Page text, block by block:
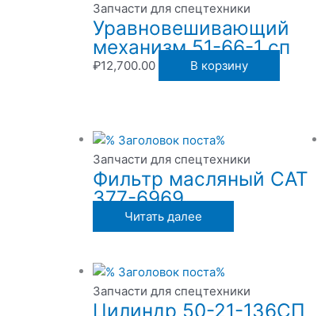
Запчасти для спецтехники
Уравновешивающий
механизм 51-66-1 сп
₽12,700.00 В корзину
Запчасти для спецтехники
Фильтр масляный CAT
377-6969
Читать далее
Запчасти для спецтехники
Цилиндр 50-21-136СП